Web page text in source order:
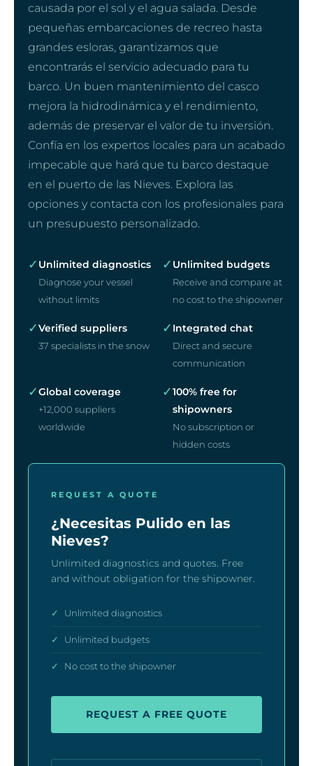
causada por el sol y el agua salada. Desde
pequeñas embarcaciones de recreo hasta
grandes esloras, garantizamos que
encontrarás el servicio adecuado para tu
barco. Un buen mantenimiento del casco
mejora la hidrodinámica y el rendimiento,
además de preservar el valor de tu inversión.
Confía en los expertos locales para un acabado
impecable que hará que tu barco destaque
en el puerto de las Nieves. Explora las
opciones y contacta con los profesionales para
un presupuesto personalizado.
✓ Unlimited diagnostics
Diagnose your vessel
without limits
✓ Unlimited budgets
Receive and compare at
no cost to the shipowner
✓Verified suppliers
37 specialists in the snow
✓ Integrated chat
Direct and secure
communication
✓Global coverage
+12,000 suppliers
worldwide
✓100% free for
shipowners
No subscription or
hidden costs
REQUEST A QUOTE
¿Necesitas Pulido en las
Nieves?
Unlimited diagnostics and quotes. Free
and without obligation for the shipowner.
✓ Unlimited diagnostics
✓ Unlimited budgets
✓ No cost to the shipowner
REQUEST A FREE QUOTE